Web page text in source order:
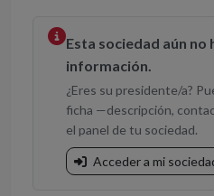
Esta sociedad aún no
información.
¿Eres su presidente/a?
ficha —descripción,
el panel de tu sociedad.
Acceder a mi